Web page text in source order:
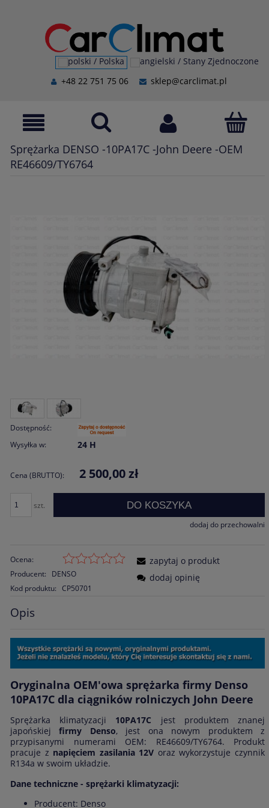
+48 22 751 75 06 sklep@carclimat.pl
Sprężarka DENSO -10PA17C -John Deere -OEM
RE46609/TY6764
Dostępność:
Wysyłka w:
24 H
Cena (BRUTTO): 2 500,00 zł
szt. DO KOSZYKA
dodaj do przechowalni
Ocena:
Producent:
DENSO
Kod produktu: CP50701
zapytaj o produkt
dodaj opinię
Opis
Oryginalna OEM'owa sprężarka firmy Denso
10PA17C dla ciągników rolniczych John Deere
Sprężarka klimatyzacji 10PA17C jest produktem znanej
japońskiejfirmy Denso, jest ona nowym produktem z
przypisanymi numerami OEM: RE46609/TY6764. Produkt
pracuje z napięciem zasilania 12V oraz wykorzystuje czynnik
R134a w swoim układzie.
Dane techniczne - sprężarki klimatyzacji:
Producent: Denso